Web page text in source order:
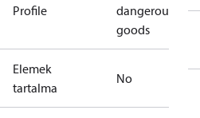
Profile
dangerous
goods
Elemek
tartalma
No